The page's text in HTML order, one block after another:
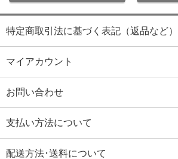
特定商取引法に基づく表記（返品など）
マイアカウント
お問い合わせ
支払い方法について
配送方法･送料について